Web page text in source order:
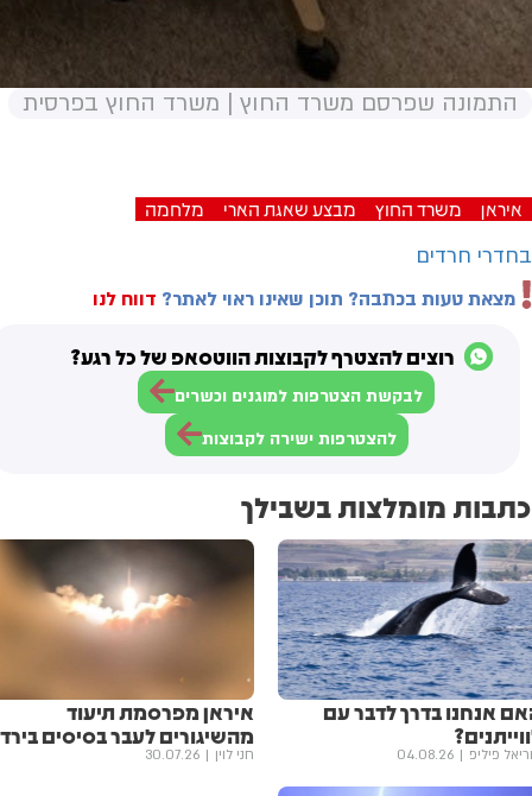
התמונה שפרסם משרד החוץ | משרד החוץ בפרסית
איראן משרד החוץ מבצע שאגת הארי מלחמה
בחדרי חרדים
מצאת טעות בכתבה? תוכן שאינו ראוי לאתר? דווח לנו
רוצים להצטרף לקבוצות הווטסאפ של כל רגע?
לבקשת הצטרפות למוגנים וכשרים
להצטרפות ישירה לקבוצות
כתבות מומלצות בשבילך
אנחנו בדרך לדבר עם
פיליפ 04.08.26
איראן מפרסמת תיעוד
מהשיגורים לעבר בסיסים
חני לוין 30.07.26